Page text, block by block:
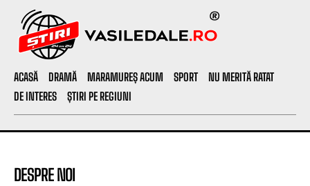
ACASĂ DRAMĂ MARAMUREȘ ACUM SPORT
NU MERITĂ RATAT
DE INTERES
ȘTIRI PE REGIUNI
DESPRE NOI